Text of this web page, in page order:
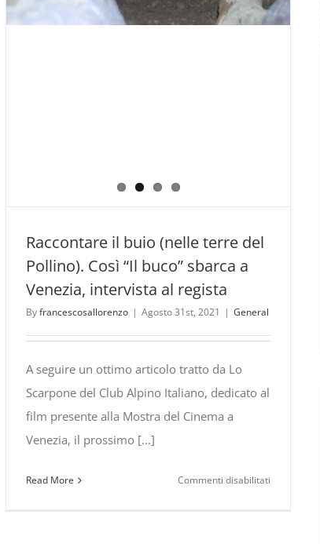
Raccontare il buio (nelle terre del
Pollino). Così “Il buco” sbarca a
Venezia, intervista al regista
Byfrancescosallorenzo | Agosto 31st, 2021 | General
A seguire un ottimo articolo tratto da Lo
Scarpone del Club Alpino Italiano, dedicato al
film presente alla Mostra del Cinema a
Venezia, il prossimo [...]
Read More Commenti disabilitati